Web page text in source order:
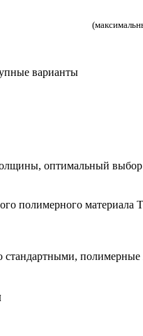
варианты
оптимальный выбор
полимерного материала
стандартными,